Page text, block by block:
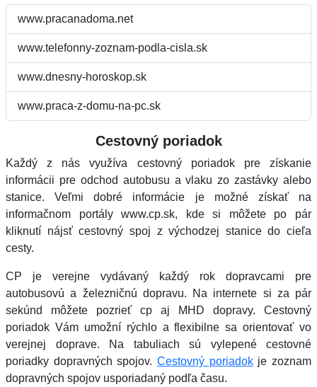
www.pracanadoma.net
www.telefonny-zoznam-podla-cisla.sk
www.dnesny-horoskop.sk
www.praca-z-domu-na-pc.sk
Cestovný poriadok
Každý z nás využíva cestovný poriadok pre získanie
informácii pre odchod autobusu a vlaku zo zastávky alebo
stanice. Veľmi dobré informácie je možné získať na
informačnom portály www.cp.sk, kde si môžete po pár
kliknutí nájsť cestovný spoj z východzej stanice do cieľa
cesty.
CP je verejne vydávaný každý rok dopravcami pre
autobusovú a železničnú dopravu. Na internete si za pár
sekúnd môžete pozrieť cp aj MHD dopravy. Cestovný
poriadok Vám umožní rýchlo a flexibilne sa orientovať vo
verejnej doprave. Na tabuliach sú vylepené cestovné
poriadky dopravných spojov. Cestovný poriadokje zoznam
dopravných spojov usporiadaný podľa času.